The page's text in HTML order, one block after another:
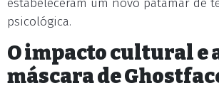
estabeleceram um novo patamar de
psicológica.
O impacto cultural e
máscara de